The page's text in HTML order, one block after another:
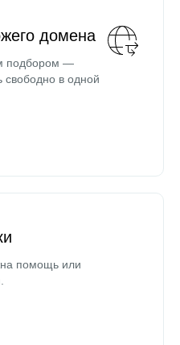
домена
подбором —
в одной
помощь или